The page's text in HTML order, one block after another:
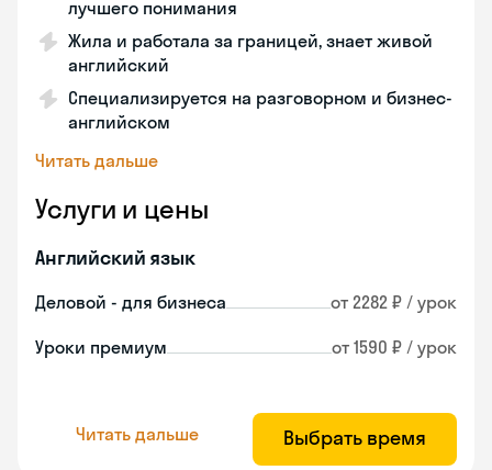
лучшего понимания
Жила и работала за границей, знает живой
английский
Специализируется на разговорном и бизнес-
английском
Читать дальше
Услуги и цены
Английский язык
Деловой - для бизнеса от 2282 ₽ / урок
Уроки премиум от 1590 ₽ / урок
Читать дальше Выбрать время